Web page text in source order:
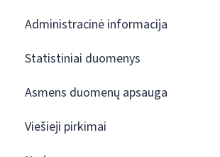
Administracinė informacija
Statistiniai duomenys
Asmens duomenų apsauga
Viešieji pirkimai